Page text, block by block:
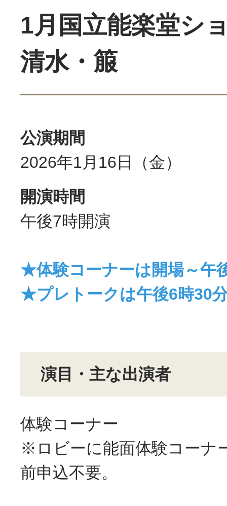
1月国立能楽堂
清水・箙
公演期間
2026年1月16日（金）
開演時間
午後7時開演
★体験コーナーは開場～午
★プレトークは午後6時30
演目・主な出演者
体験コーナー
※ロビーに能面体験コーナ
前申込不要。